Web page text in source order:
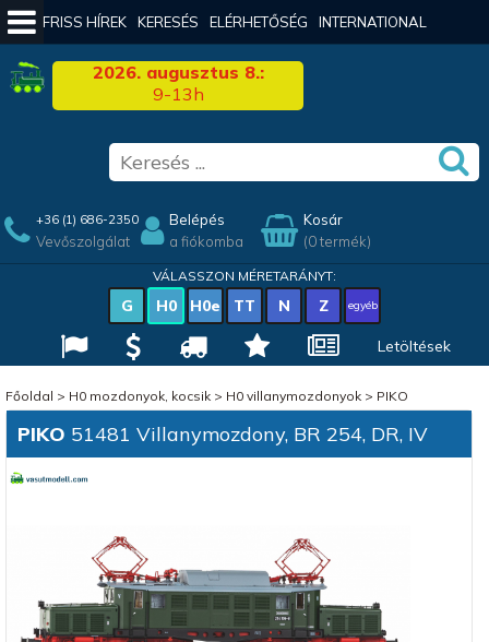
FRISS HÍREK KERESÉS ELÉRHETŐSÉG INTERNATIONAL
2026. augusztus 8.:
9-13h
+36 (1) 686-2350
Vevőszolgálat
Belépés
a fiókomba
Kosár
(0 termék)
VÁLASSZON MÉRETARÁNYT:
G H0 H0e TT N Z egyéb
Letöltések
Főoldal > H0 mozdonyok, kocsik> H0 villanymozdonyok> PIKO
PIKO 51481 Villanymozdony, BR 254, DR, IV